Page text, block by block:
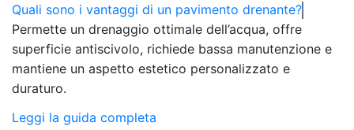
Quali sono i vantaggi di un pavimento drenante?
Permette un drenaggio ottimale dell’acqua, offre
superficie antiscivolo, richiede bassa manutenzione e
mantiene un aspetto estetico personalizzato e
duraturo.
Leggi la guida completa